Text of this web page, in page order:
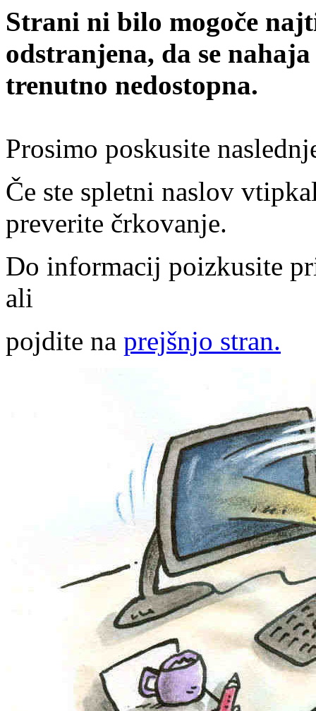
Strani ni bilo mogoče
odstranjena, da se
trenutno nedostopna.
Prosimo poskusite
Če ste spletni naslov
preverite črkovanje.
Do informacij poizkusite
ali
pojdite na prejšnjo stran.